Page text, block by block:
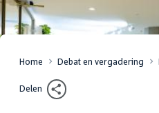
Home Debat en vergadering
Delen